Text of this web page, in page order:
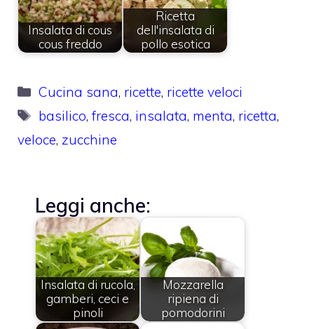
Insalata di cous
cous freddo
Ricetta
dell'insalata di
pollo esotica
Categorie
Cucina sana, ricette, ricette veloci
Tag
basilico,fresca, insalata, menta, ricetta,
veloce, zucchine
Leggi anche:
Insalata di rucola,
gamberi, ceci e
pinoli
Mozzarella
ripiena di
pomodorini